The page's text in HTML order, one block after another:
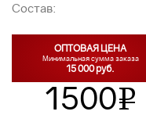
Состав:
ОПТОВАЯ ЦЕНА
Минимальная сумма заказа
15 000 руб.
1500v